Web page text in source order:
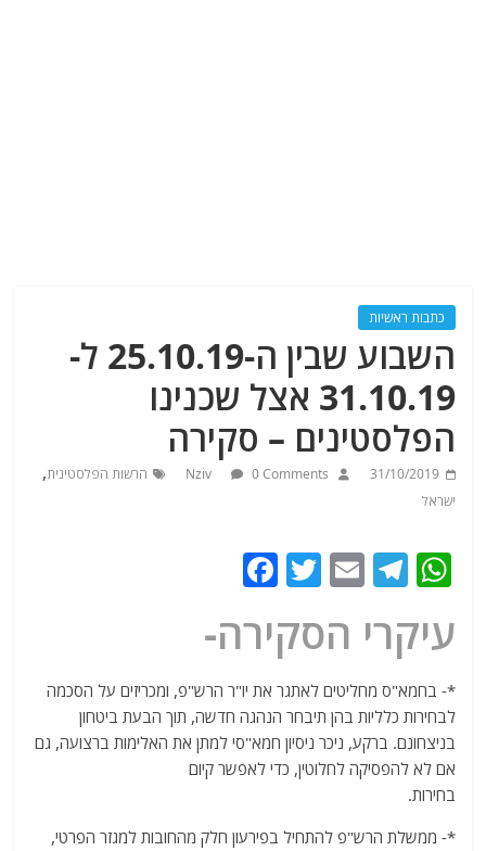
כתבות ראשיות
השבוע שבין ה-25.10.19 ל-
31.10.19 אצל שכנינו
הפלסטינים – סקירה
31/10/2019
Nziv 0 Comments הרשות הפלסטינית,
ישראל
W
at
s
A
p
p
T
e
g
ra
m
E
ai
l
T
itt
er
c
e
b
o
o
עיקרי הסקירה-
*- בחמא"ס מחליטים לאתגר את יו"ר הרש"פ, ומכריזים על הסכמה
לבחירות כלליות בהן תיבחר הנהגה חדשה, תוך הבעת ביטחון
בניצחונם. ברקע, ניכר ניסיון חמא"סי למתן את האלימות ברצועה, גם
אם לא להפסיקה לחלוטין, כדי לאפשר קיום
בחירות.
*- ממשלת הרש"פ להתחיל בפירעון חלק מהחובות למגזר הפרטי,